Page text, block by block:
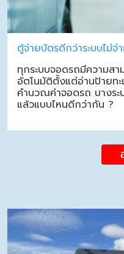
ตู้จ่ายบัตรดีกว่าระบบไม่จ่
ทุกระบบจอดรถมีความส
อัตโนมัติตั้งแต่อ่านป้ายท
คำนวณค่าจอดรถ บางระ
แล้วแบบไหนดีกว่ากัน ?